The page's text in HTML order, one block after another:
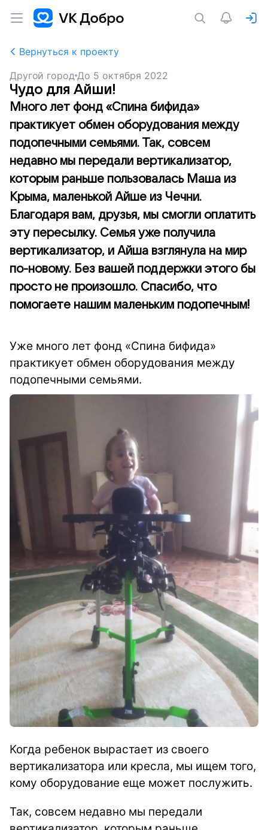
Вернуться к проекту
Другой город До 5 октября 2022
Чудо для Айши!
Много лет фонд «Спина бифида»
практикует обмен оборудования между
подопечными семьями. Так, совсем
недавно мы передали вертикализатор,
которым раньше пользовалась Маша из
Крыма, маленькой Айше из Чечни.
Благодаря вам, друзья, мы смогли оплатить
эту пересылку. Семья уже получила
вертикализатор, и Айша взглянула на мир
по-новому. Без вашей поддержки этого бы
просто не произошло. Спасибо, что
помогаете нашим маленьким подопечным!
Уже много лет фонд «Спина бифида»
практикует обмен оборудования между
подопечными семьями.
Когда ребенок вырастает из своего
вертикализатора или кресла, мы ищем того,
кому оборудование еще может послужить.
Так, совсем недавно мы передали